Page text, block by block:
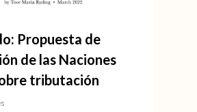
Propuesta de
de las Naciones
tributación